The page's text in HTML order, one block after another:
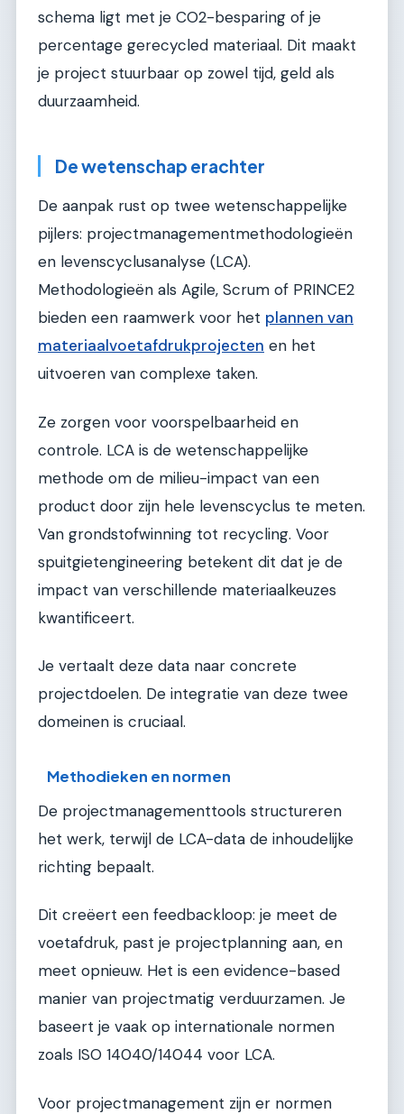
schema ligt met je CO2-besparing of je
percentage gerecycled materiaal. Dit maakt
je project stuurbaar op zowel tijd, geld als
duurzaamheid.
De wetenschap erachter
De aanpak rust op twee wetenschappelijke
pijlers: projectmanagementmethodologieën
en levenscyclusanalyse (LCA).
Methodologieën als Agile, Scrum of PRINCE2
bieden een raamwerk voor het plannen van
materiaalvoetafdrukprojecten en het
uitvoeren van complexe taken.
Ze zorgen voor voorspelbaarheid en
controle. LCA is de wetenschappelijke
methode om de milieu-impact van een
product door zijn hele levenscyclus te meten.
Van grondstofwinning tot recycling. Voor
spuitgietengineering betekent dit dat je de
impact van verschillende materiaalkeuzes
kwantificeert.
Je vertaalt deze data naar concrete
projectdoelen. De integratie van deze twee
domeinen is cruciaal.
Methodieken en normen
De projectmanagementtools structureren
het werk, terwijl de LCA-data de inhoudelijke
richting bepaalt.
Dit creëert een feedbackloop: je meet de
voetafdruk, past je projectplanning aan, en
meet opnieuw. Het is een evidence-based
manier van projectmatig verduurzamen. Je
baseert je vaak op internationale normen
zoals ISO 14040/14044 voor LCA.
Voor projectmanagement zijn er normen